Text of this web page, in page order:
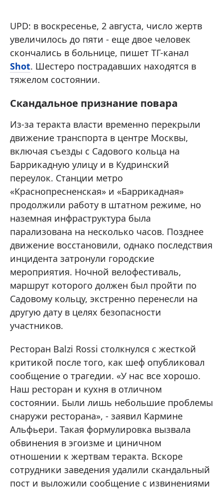
UPD: в воскресенье, 2 августа, число жертв
увеличилось до пяти - еще двое человек
скончались в больнице, пишет ТГ-канал
Shot. Шестеро пострадавших находятся в
тяжелом состоянии .
Скандальное признание повара
Из-за теракта власти временно перекрыли
движение транспорта в центре Москвы,
включая съезды с Садового кольца на
Баррикадную улицу и в Кудринский
переулок. Станции метро
«Краснопресненская» и «Баррикадная»
продолжили работу в штатном режиме, но
наземная инфраструктура была
парализована на несколько часов. Позднее
движение восстановили, однако последствия
инцидента затронули городские
мероприятия. Ночной велофестиваль,
маршрут которого должен был пройти по
Садовому кольцу, экстренно перенесли на
другую дату в целях безопасности
участников.
Ресторан Balzi Rossi столкнулся с жесткой
критикой после того, как шеф опубликовал
сообщение о трагедии. «У нас все хорошо.
Наш ресторан и кухня в отличном
состоянии. Были лишь небольшие проблемы
снаружи ресторана», - заявил Кармине
Альфьери. Такая формулировка вызвала
обвинения в эгоизме и циничном
отношении к жертвам теракта. Вскоре
сотрудники заведения удалили скандальный
пост и выложили сообщение с извинениями